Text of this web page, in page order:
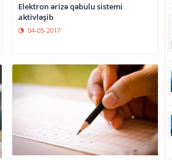
Elektron ərizə qəbulu sistemi
aktivləşib
04-05-2017